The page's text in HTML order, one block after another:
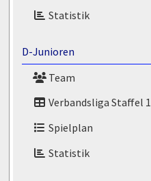
Statistik
D-Junioren
Team
Verbandsliga Staffel 1
Spielplan
Statistik